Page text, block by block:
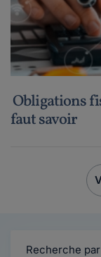
Obligations
faut savoir
Recherche